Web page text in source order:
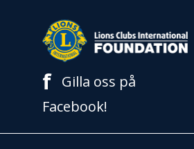
f Gilla oss på
Facebook!